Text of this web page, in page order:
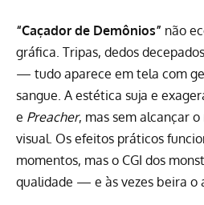
“Caçador de Demônios” não
gráfica. Tripas, dedos
— tudo aparece em tela com
sangue. A estética suja e
e Preacher, mas sem alcançar
visual. Os efeitos práticos
momentos, mas o CGI dos
qualidade — e às vezes beira o